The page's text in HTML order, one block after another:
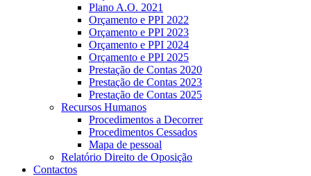
Plano A.O. 2021
Orçamento e PPI 2022
Orçamento e PPI 2023
Orçamento e PPI 2024
Orçamento e PPI 2025
Prestação de Contas 2020
Prestação de Contas 2023
Prestação de Contas 2025
Recursos Humanos
Procedimentos a Decorrer
Procedimentos Cessados
Mapa de pessoal
Relatório Direito de Oposição
Contactos